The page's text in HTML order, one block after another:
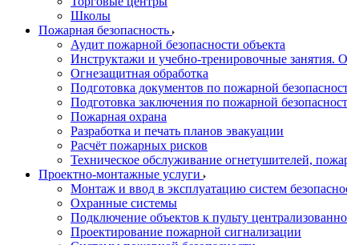
Школы
Пожарная безопасность
Аудит пожарной безопасности объекта
Инструктажи и учебно-тренировочные
Огнезащитная обработка
Подготовка документов по пожарной
Подготовка заключения по пожарной
Пожарная охрана
Разработка и печать планов эвакуации
Расчёт пожарных рисков
Техническое обслуживание огнетушителей,
Проектно-монтажные услуги
Монтаж и ввод в эксплуатацию систем
Охранные системы
Подключение объектов к пульту
Проектирование пожарной сигнализации